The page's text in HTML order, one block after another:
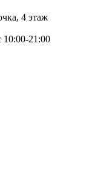
4 этаж
21:00